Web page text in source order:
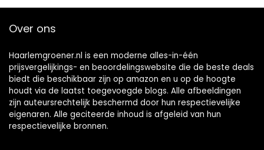
Over ons
Haarlemgroener.nl is een moderne alles-in-één
prijsvergelijkings- en beoordelingswebsite die de beste deals
biedt die beschikbaar zijn op amazon en u op de hoogte
houdt via de laatst toegevoegde blogs. Alle afbeeldingen
zijn auteursrechtelijk beschermd door hun respectievelijke
eigenaren. Alle geciteerde inhoud is afgeleid van hun
respectievelijke bronnen.